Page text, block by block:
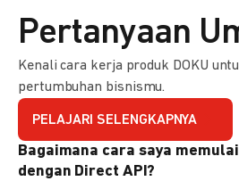
Pertanyaan
Kenali cara kerja produk DOKU
pertumbuhan bisnismu.
PELAJARI SELENGKAPNYA
Bagaimana cara saya
dengan Direct API?